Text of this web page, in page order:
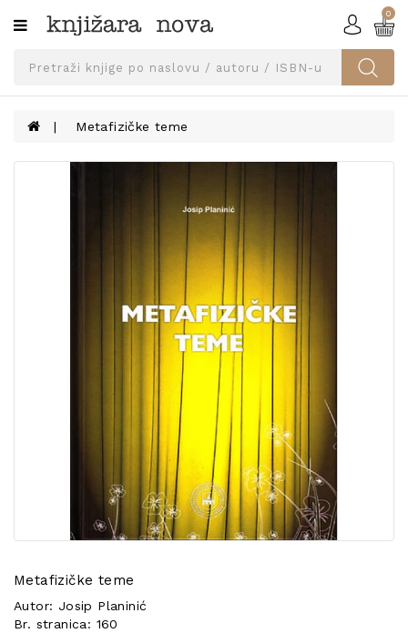
Kategorije
SVEUČILIŠNA
UDŽBENICI
KNJIGE
0
Metafizičke teme
Metafizičke teme
Autor: Josip Planinić
Br. stranica: 160